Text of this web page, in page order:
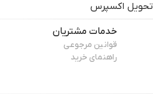
تحویل اکسپرس
خدمات مشتریان
قوانین مرجوعی
راهنمای خرید